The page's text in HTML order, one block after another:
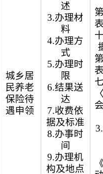
城乡居
民养老
保险待
遇申领
述
3.办理材
料
4.办理方
式
5.办理时
限
6.结果送
达
7.收费依
据及标准
8.办事时
间
9.办理机
构及地点